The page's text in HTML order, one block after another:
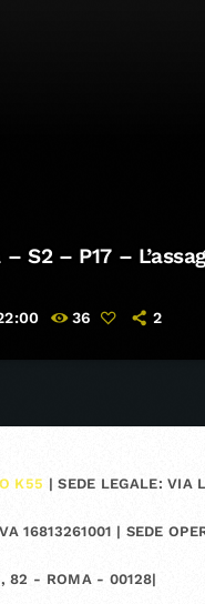
S2 – P17 –
36 2
K55 | SEDE LEGALE: VIA
16813261001 | SEDE
82 - ROMA - 00128|